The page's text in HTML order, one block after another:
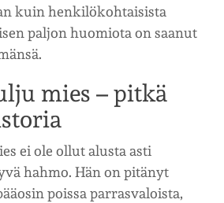
kuin henkilökohtaisista
paljon huomiota on saanut
mies – pitkä
ei ole ollut alusta asti
hahmo. Hän on pitänyt
poissa parrasvaloista,